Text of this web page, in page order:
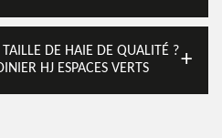
DE HAIE DE QUALITÉ ?
HJ ESPACES VERTS